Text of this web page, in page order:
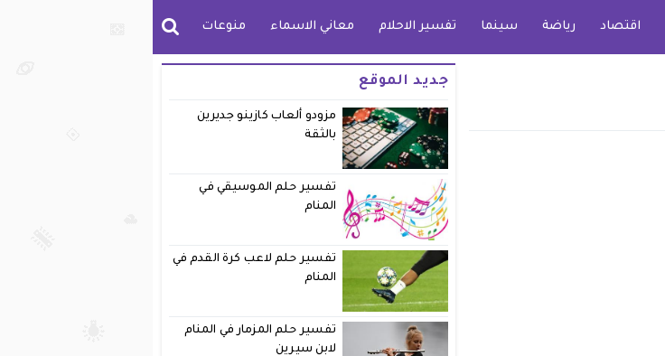
اقتصاد رياضة سينما تفسير الاحلام معاني الاسماء منوعات
جديد الموقع
مزودو ألعاب كازينو جديرين
بالثقة
تفسير حلم الموسيقي في
المنام
تفسير حلم لاعب كرة القدم في
المنام
تفسير حلم المزمار في المنام
لابن سيرين